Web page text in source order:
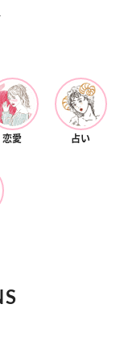
恋愛 占い